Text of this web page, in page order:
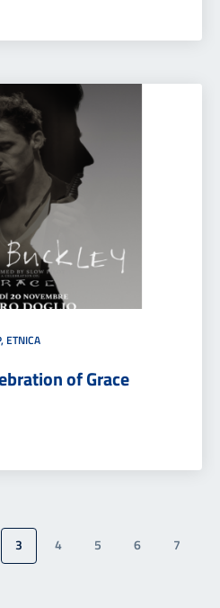
ETNICA
of Grace
3 4 5 6
7